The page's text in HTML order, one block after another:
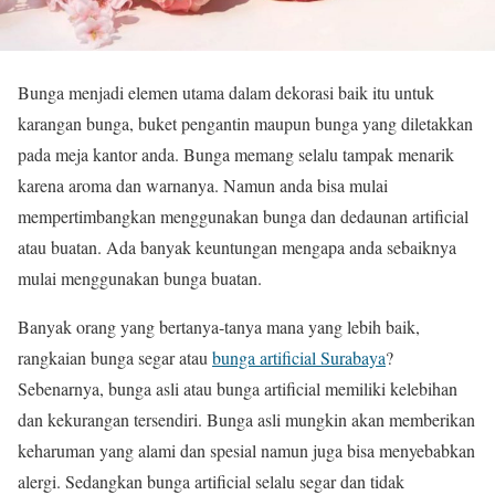
Bunga menjadi elemen utama dalam dekorasi baik itu untuk
karangan bunga, buket pengantin maupun bunga yang diletakkan
pada meja kantor anda. Bunga memang selalu tampak menarik
karena aroma dan warnanya. Namun anda bisa mulai
mempertimbangkan menggunakan bunga dan dedaunan artificial
atau buatan. Ada banyak keuntungan mengapa anda sebaiknya
mulai menggunakan bunga buatan.
Banyak orang yang bertanya-tanya mana yang lebih baik,
rangkaian bunga segar atau bunga artificial Surabaya?
Sebenarnya, bunga asli atau bunga artificial memiliki kelebihan
dan kekurangan tersendiri. Bunga asli mungkin akan memberikan
keharuman yang alami dan spesial namun juga bisa menyebabkan
alergi. Sedangkan bunga artificial selalu segar dan tidak